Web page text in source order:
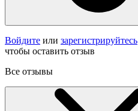
Войдите или зарегистрируйтесь
чтобы оставить отзыв
Все отзывы